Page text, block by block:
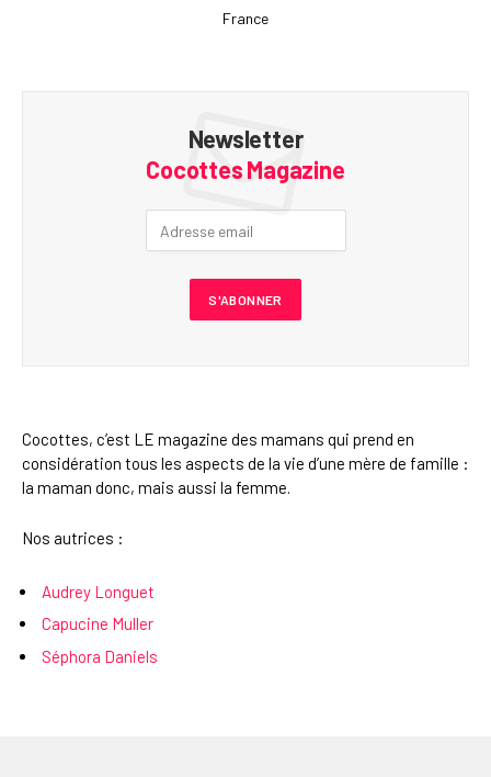
France
Newsletter
Cocottes Magazine
Cocottes, c’est LE magazine des mamans qui prend en
considération tous les aspects de la vie d’une mère de famille :
la maman donc, mais aussi la femme.
Nos autrices :
Audrey Longuet
Capucine Muller
Séphora Daniels